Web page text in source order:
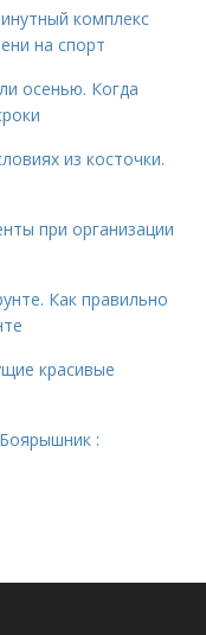
комплекс
на спорт
осенью. Когда
из косточки.
при организации
Как правильно
красивые
: